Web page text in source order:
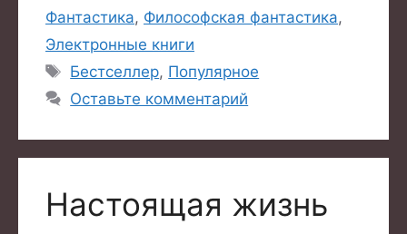
Фантастика, Философская фантастика,
Электронные книги
Метки
Бестселлер, Популярное
Оставьте комментарий
Настоящая жизнь